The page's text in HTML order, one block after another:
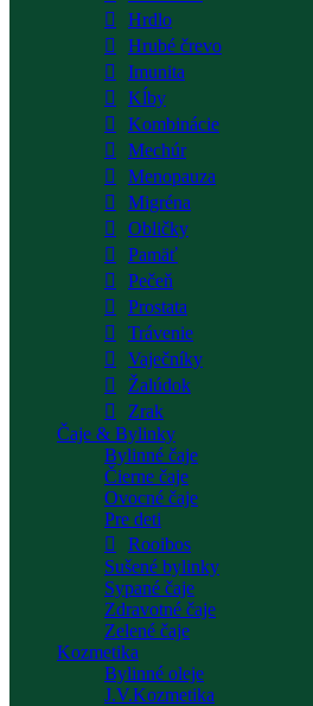
Hrdlo
Hrubé črevo
Imunita
Kĺby
Kombinácie
Mechúr
Menopauza
Migréna
Obličky
Pamäť
Pečeň
Prostata
Trávenie
Vaječníky
Žalúdok
Zrak
Čaje & Bylinky
Bylinné čaje
Čierne čaje
Ovocné čaje
Pre deti
Rooibos
Sušené bylinky
Sypané čaje
Zdravotné čaje
Zelené čaje
Kozmetika
Bylinné oleje
J.V.Kozmetika